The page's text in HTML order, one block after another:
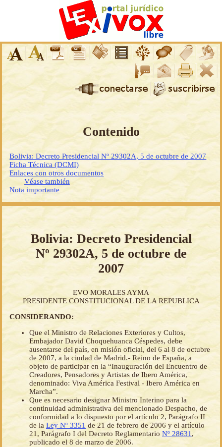
Contenido
Bolivia: Decreto Presidencial Nº 29302A, 5 de octubre de 2007
Ficha Técnica (DCMI)
Enlaces con otros documentos
Véase también
Nota importante
Bolivia: Decreto Presidencial
Nº 29302A, 5 de octubre de
2007
EVO MORALES AYMA
PRESIDENTE CONSTITUCIONAL DE LA REPUBLICA
CONSIDERANDO:
Que el Ministro de Relaciones Exteriores y Cultos,
Embajador David Choquehuanca Céspedes, debe
ausentarse del país, en misión oficial, del 6 al 8 de octubre
de 2007, a la ciudad de Madrid.- Reino de España, a
objeto de participar en la “Inauguración del Encuentro de
Creadores, Pensadores y Artistas de Ibero América,
denominado: Viva América Festival - Ibero América en
Marcha”.
Que es necesario designar Ministro Interino para la
continuidad administrativa del mencionado Despacho, de
conformidad a lo dispuesto por el artículo 2, Parágrafo II
de la Ley Nº 3351 de 21 de febrero de 2006 y el artículo
21, Parágrafo I del Decreto Reglamentario Nº 28631 ,
publicado el 8 de marzo de 2006.